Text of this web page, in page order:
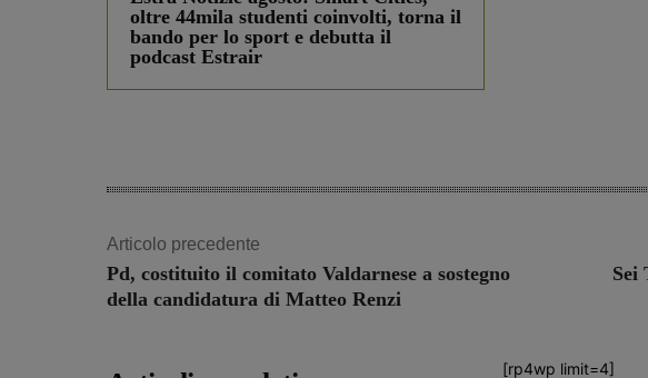
oltre 44mila studenti coinvolti, torna il
bando per lo sport e debutta il
podcast Estrair
Articolo precedente
Pd, costituito il comitato Valdarnese a sostegno
della candidatura di Matteo Renzi
Sei
[rp4wp limit=4]